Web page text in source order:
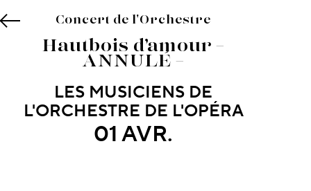
Concert de l'Orchestre
Hautbois d’amour –
ANNULÉ –
LES MUSICIENS DE
L'ORCHESTRE DE L'OPÉRA
01 AVR.